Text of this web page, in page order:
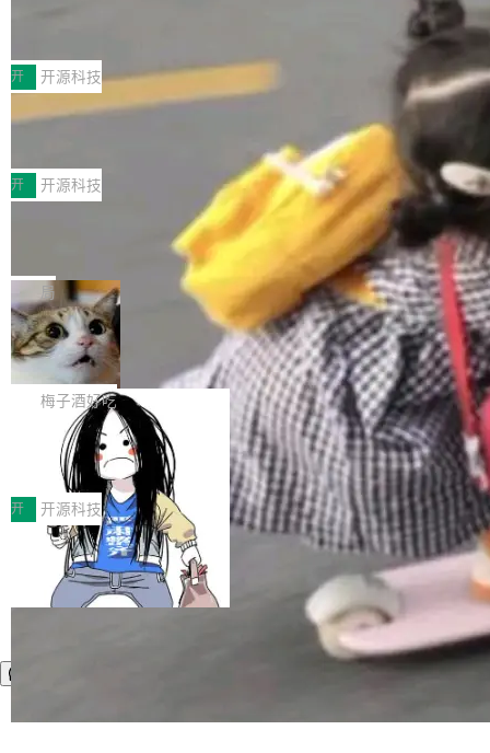
MPComm将作为一种传输引擎接入Mooncake T
ENT，实现零拷贝传输性能提升30%、非零拷贝
传输性能最高提升5倍。UCL-MPComm底层基
于自研UCL-Engine通信引擎，后续腾讯网平将
持续开源更多基于UCL-Engine的高性能通信组
件。 腾讯网平团队在UCL-MPComm中实现了一
个独立于业务线程的全局通信引擎（Engine），
型案例入选名单》，深信服“面向企业研发场景的
开源 AI 编程平台 CoStrict 应用”凭借卓越的技术
创新与落地成效成功入选。 全链路私有化部署，
助力企业AI研发安全落地 当前，越来越多企业已
经开始引入 AI Coding 工具，通过调用公有云模
型或企业内部部署模型提升研发效率。但随着 AI
Coding 从个人辅助工具逐步走向团队级、组织
级应用，企业在规模化落地过程中，对安全性、
可控性和代码质量提出了更高要求。 首先是数据
安全与合规要求。对于大多数普通研发场景，公
有云模型能够满足快速试用和效率提升的需求。
但对于金融、能源、医疗等对数据安全要求较...
开 开源科技
深信服AI算力网关入选工信部人工智能
前不久，工业和信息化部正式发布《2025年人工
智能应用典型案例名单》，集中展示人工智能在
各领域的应用成果，覆盖技术底座、行业赋能、
产品应用、支撑保障、专题等五大方向。深信服
AI算力网关（AI创新平台）成功入选！ 随着各行
各业的Agent走向规模化建设，算力构成形态逐
渐丰富，用户关注的重点也在发生变化：不只是
让AI用起来，还要进一步看清混合算力时代下，
Token花在哪里、算力是否被充分利用，以及持
续增长的AI成本该如何优化。 深信服AI算力网关
正是围绕这些实际问题，从Token治理和成本治
理两个方面，让用户的每一份算力都看得清、管
得住、用得稳、省得下、更安全！ 一、从现在开
始，Token使用一目...
开 开源科技
Jeff Dean 离开 Google：一个时代的结
束，一个实验室的开始
Google 员工编号 20。MapReduce 作者之一。
Bigtable 作者之一。TensorFlow 的作者之一。
Gemini 的架构师。Google 首席科学家。 Jeff D
ean 在 Google 工作了 27 年后，宣布离职。 他
不是一个人走。一同离开的还有 Sanjay Ghema
wat（Google 员工编号 23，Jeff Dean 二十多
年的编程搭档，MapReduce 和 Bigtable 的共同
作者）、Quoc Le（Google 大脑核心成员，Se
q2Seq 和 DocAI 的共同发明人）以及 Oriol Vin
yals（Gemini 联合负责人，AlphaSta...
局
🔥 SolonCode v2026.8.4 发布：界面
字体可调、22 种语言、记忆搜索增强
打开终端就能上岗的全中文编码智能体，这一轮
把「看得清、用母语、记得住」三件事一次补
齐。 SolonCode 是什么 SolonCode 是杭州无
耳科技研发的企业级终端编码智能体——一位全
中文驱动的数字员工，自主理解需求、规划步
骤、编写代码。不挑模型、不挑平台，curl 一行
装完即用。 开源地址：Gitee · GitCode · GitHu
b 安装 支持 Java 8+（8~26）、macOS / Linu
x / Windows / Harmony PC。 # macOS / Linu
x / Harmony PC curl -fsSL https://solon.noea
梅子酒好吃
让“代码语义理解”深度释放AI Coding
价值潜能：华为云码道（CodeArts）
代码仓技术解析
一、代码仓深度理解技术的作用与价值 在软件工
程实践中，代码仓是企业核心知识资产的主要载
体。企业级代码仓库通常包含数十万乃至数百万
个文件，其规模远超单次模型调用可承载的上下
文窗口。随着项目规模的持续扩张与代码历史的
不断累积，代码仓中的模块关系、接口契约、业
务逻辑等关键信息往往分散于数十乃至数百个文
件之中，形成高度复杂的知识关联网络。传统的
开 开源科技